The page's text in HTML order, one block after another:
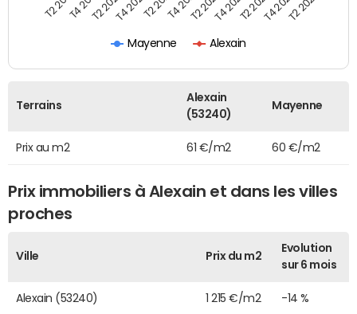
Mayenne Alexain
Terrains
Alexain
(53240)
Mayenne
Prix au m2 61 €/m2 60 €/m2
Prix immobiliers à Alexain et dans les villes
proches
Ville Prix du m2
Evolution
sur 6 mois
Alexain (53240) 1 215 €/m2 -14 %